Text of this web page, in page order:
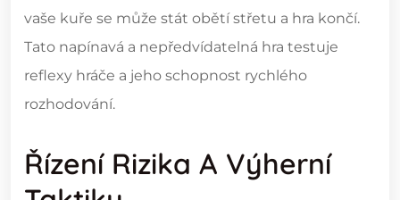
vaše kuře se může stát obětí střetu a hra končí.
Tato napínavá a nepředvídatelná hra testuje
reflexy hráče a jeho schopnost rychlého
rozhodování.
Řízení Rizika A Výherní